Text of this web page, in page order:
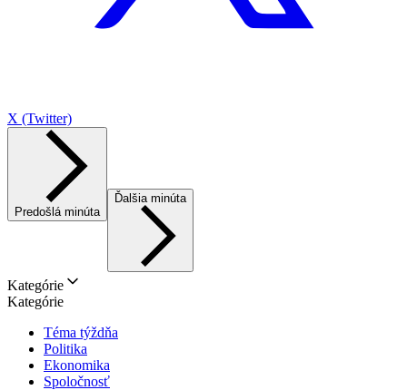
X (Twitter)
Predošlá minúta
Ďalšia minúta
Kategórie
Kategórie
Téma týždňa
Politika
Ekonomika
Spoločnosť